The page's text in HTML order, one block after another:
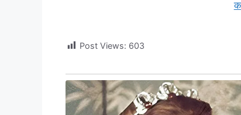
Post Views: 603